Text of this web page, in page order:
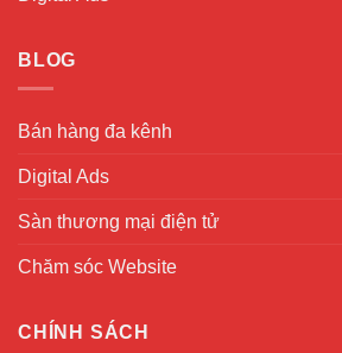
BLOG
Bán hàng đa kênh
Digital Ads
Sàn thương mại điện tử
Chăm sóc Website
CHÍNH SÁCH